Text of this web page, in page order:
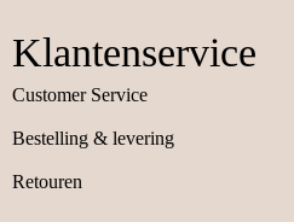
Klantenservice
Customer Service
Bestelling & levering
Retouren